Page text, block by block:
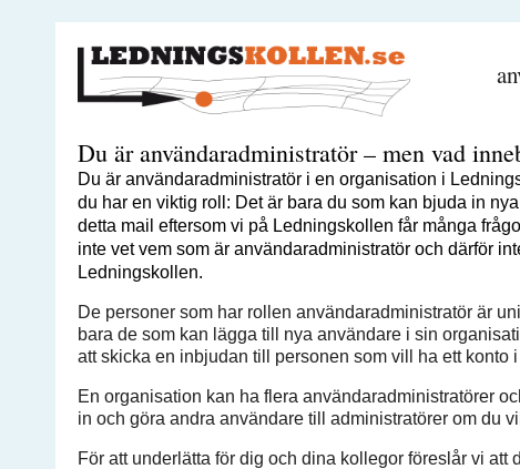
Du är användaradministratör – men vad
Du är användaradministratör i en organisation i
du har en viktig roll: Det är bara du som kan bjuda in
detta mail eftersom vi på Ledningskollen får många
inte vet vem som är användaradministratör och därför
Ledningskollen.
De personer som har rollen användaradministratör är
bara de som kan lägga till nya användare i sin
att skicka en inbjudan till personen som vill ha ett konto
En organisation kan ha flera användaradministratörer
in och göra andra användare till administratörer om du
För att underlätta för dig och dina kollegor föreslår vi att